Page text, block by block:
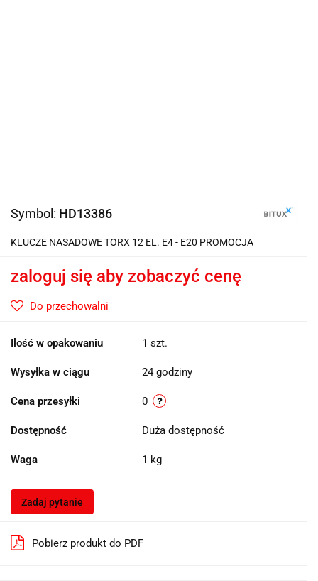
Symbol: HD13386
KLUCZE NASADOWE TORX 12 EL. E4 - E20 PROMOCJA
zaloguj się aby zobaczyć cenę
Do przechowalni
Ilość w opakowaniu 1 szt.
Wysyłka w ciągu 24 godziny
Cena przesyłki 0
Dostępność Duża dostępność
Waga 1 kg
Zadaj pytanie
Pobierz produkt do PDF